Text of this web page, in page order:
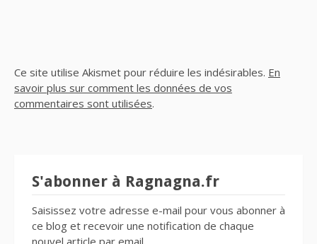
Ce site utilise Akismet pour réduire les indésirables. En
savoir plus sur comment les données de vos
commentaires sont utilisées.
S'abonner à Ragnagna.fr
Saisissez votre adresse e-mail pour vous abonner à
ce blog et recevoir une notification de chaque